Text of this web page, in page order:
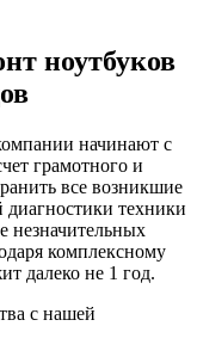
ноутбуков
начинают с
грамотного и
все возникшие
техники
незначительных
комплексному
далеко не 1 год.
с нашей